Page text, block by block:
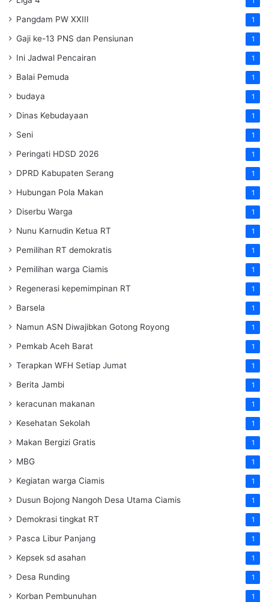
Pangdam PW XXIII 1
Gaji ke-13 PNS dan Pensiunan 1
Ini Jadwal Pencairan 1
Balai Pemuda 1
budaya 1
Dinas Kebudayaan 1
Seni 1
Peringati HDSD 2026 1
DPRD Kabupaten Serang 1
Hubungan Pola Makan 1
Diserbu Warga 1
Nunu Karnudin Ketua RT 1
Pemilihan RT demokratis 1
Pemilihan warga Ciamis 1
Regenerasi kepemimpinan RT 1
Barsela 1
Namun ASN Diwajibkan Gotong Royong 1
Pemkab Aceh Barat 1
Terapkan WFH Setiap Jumat 1
Berita Jambi 1
keracunan makanan 1
Kesehatan Sekolah 1
Makan Bergizi Gratis 1
MBG 1
Kegiatan warga Ciamis 1
Dusun Bojong Nangoh Desa Utama Ciamis 1
Demokrasi tingkat RT 1
Pasca Libur Panjang 1
Kepsek sd asahan 1
Desa Runding 1
Korban Pembunuhan 1